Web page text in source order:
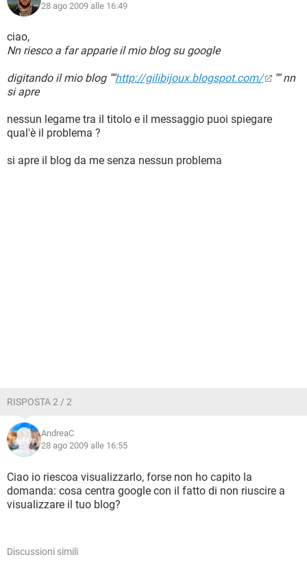
28 ago 2009 alle 16:49
ciao,
Nn riesco a far apparie il mio blog su google
digitando il mio blog ""http://gilibijoux.blogspot.com/
"" nn
si apre
nessun legame tra il titolo e il messaggio puoi spiegare
qual'è il problema ?
si apre il blog da me senza nessun problema
RISPOSTA 2 / 2
AndreaC
28 ago 2009 alle 16:55
Ciao io riescoa visualizzarlo, forse non ho capito la
domanda: cosa centra google con il fatto di non riuscire a
visualizzare il tuo blog?
Discussioni simili